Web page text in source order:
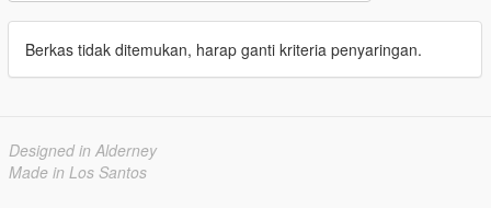
Berkas tidak ditemukan, harap ganti kriteria penyaringan.
Designed in Alderney
Made in Los Santos